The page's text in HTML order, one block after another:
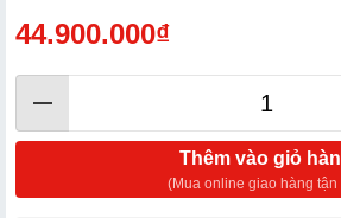
44.900.000₫
Thêm vào giỏ
(Mua online giao hàng tận